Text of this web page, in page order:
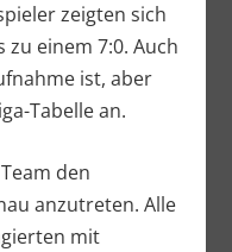
zeigten sich
einem 7:0. Auch
ist, aber
Tabelle an.
den
anzutreten. Alle
mit